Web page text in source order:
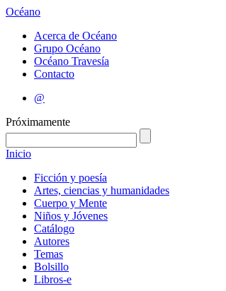
Océano
Acerca de Océano
Grupo Océano
Océano Travesía
Contacto
@
Próximamente
Inicio
Ficción y poesía
Artes, ciencias y humanidades
Cuerpo y Mente
Niños y Jóvenes
Catálogo
Autores
Temas
Bolsillo
Libros-e